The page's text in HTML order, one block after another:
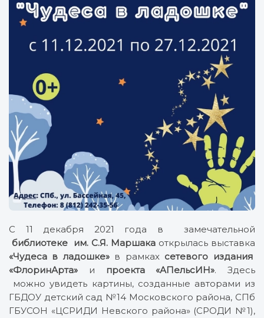
С 11 декабря 2021 года в замечательной
библиотеке им. С.Я. Маршака открылась выставка
«Чудеса в ладошке»в рамках сетевого издания
«ФлоринАрта» и проекта «АПельсИН». Здесь
можно увидеть картины, созданные авторами из
ГБДОУ детский сад №14 Московского района, СПб
ГБУСОН «ЦСРИДИ Невского района» (СРОДИ №1),